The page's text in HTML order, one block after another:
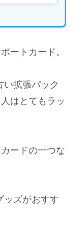
ートカード。
拡張パック
はとてもラッ
ードの一つな
ッズがおすす